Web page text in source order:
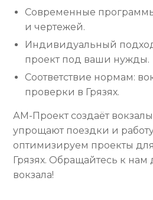
Современные
и чертежей.
Индивидуальный
проект под ваши нужды.
Соответствие нормам:
проверки в Грязях.
АМ-Проект создаёт
упрощают поездки и
оптимизируем проекты
Грязях. Обращайтесь к нам
вокзала!